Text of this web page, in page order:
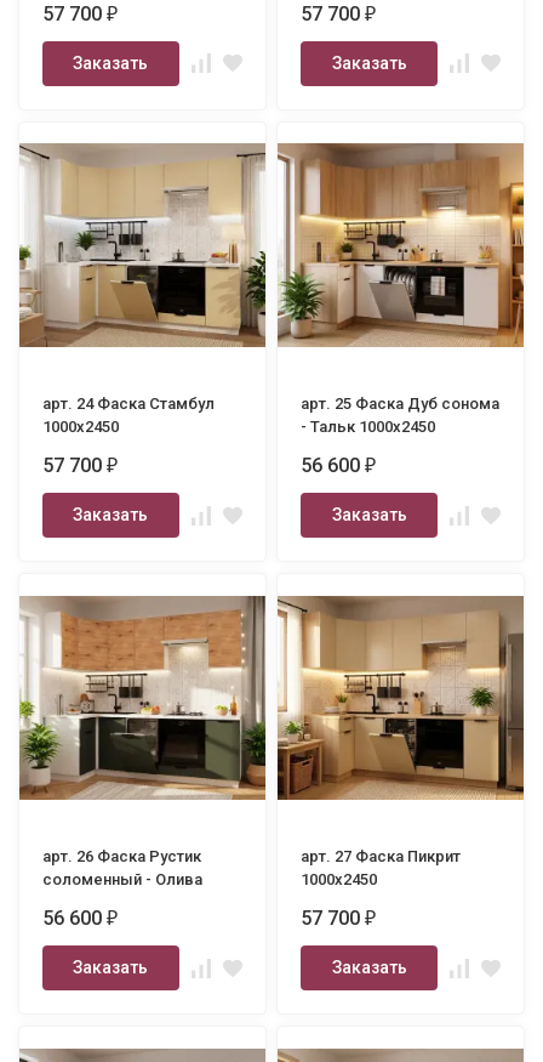
57 700₽
Заказать
57 700₽
Заказать
арт. 24 Фаска Стамбул
1000х2450
57 700₽
Заказать
арт. 25 Фаска Дуб сонома
- Тальк 1000х2450
56 600₽
Заказать
арт. 26 Фаска Рустик
соломенный - Олива
56 600₽
Заказать
арт. 27 Фаска Пикрит
1000х2450
57 700₽
Заказать